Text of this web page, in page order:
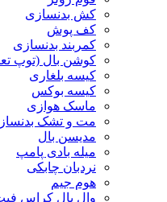
کش بدنسازی
کف پوش
کمربند بدنسازی
کوشن بال (توپ
کیسه بلغاری
کیسه بوکس
ماسک هوازی
مت و تشک
مدیسن بال
میله بادی پامپ
نردبان چابکی
هوم جیم
وال بال کراس